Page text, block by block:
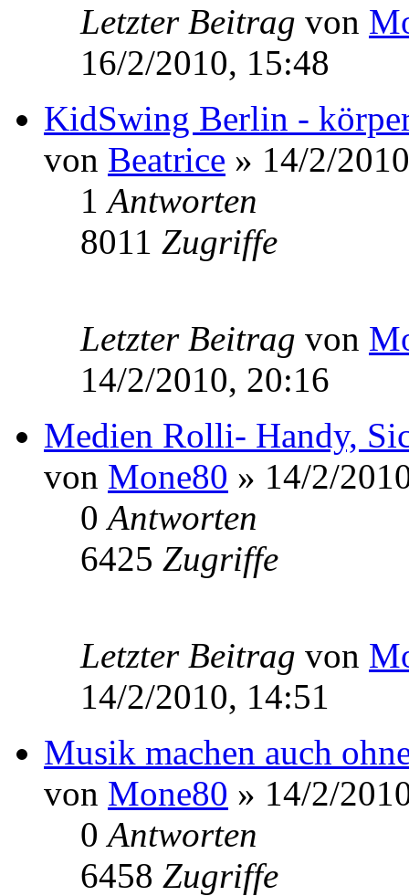
Letzter Beitrag von
16/2/2010, 15:48
KidSwing Berlin -
von Beatrice » 14/2/
1Antworten
8011 Zugriffe
Letzter Beitrag von
14/2/2010, 20:16
Medien Rolli- Handy,
von Mone80 » 14/2/
0Antworten
6425 Zugriffe
Letzter Beitrag von
14/2/2010, 14:51
Musik machen auch
von Mone80 » 14/2/
0Antworten
6458 Zugriffe